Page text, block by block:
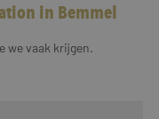
in Bemmel
we vaak krijgen.